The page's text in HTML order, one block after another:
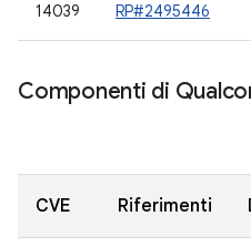
14039
RP#2495446
Componenti di
CVE Riferimenti